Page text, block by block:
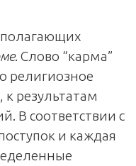
. Слово “карма”
религиозное
к результатам
В соответствии с
и каждая